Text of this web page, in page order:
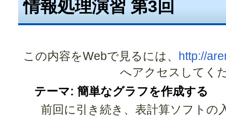
情報処理演習 第3回
この内容をWebで見るには、
http://
へアクセスしてく
テーマ: 簡単なグラフを作成する
前回に引き続き、表計算ソフトの